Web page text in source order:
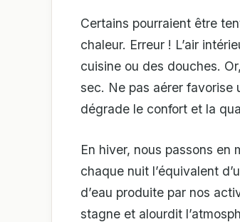
Certains pourraient être
chaleur. Erreur ! L’air
cuisine ou des douches.
sec. Ne pas aérer favorise
dégrade le confort et la
En hiver, nous passons en
chaque nuit l’équivalent
d’eau produite par nos
stagne et alourdit